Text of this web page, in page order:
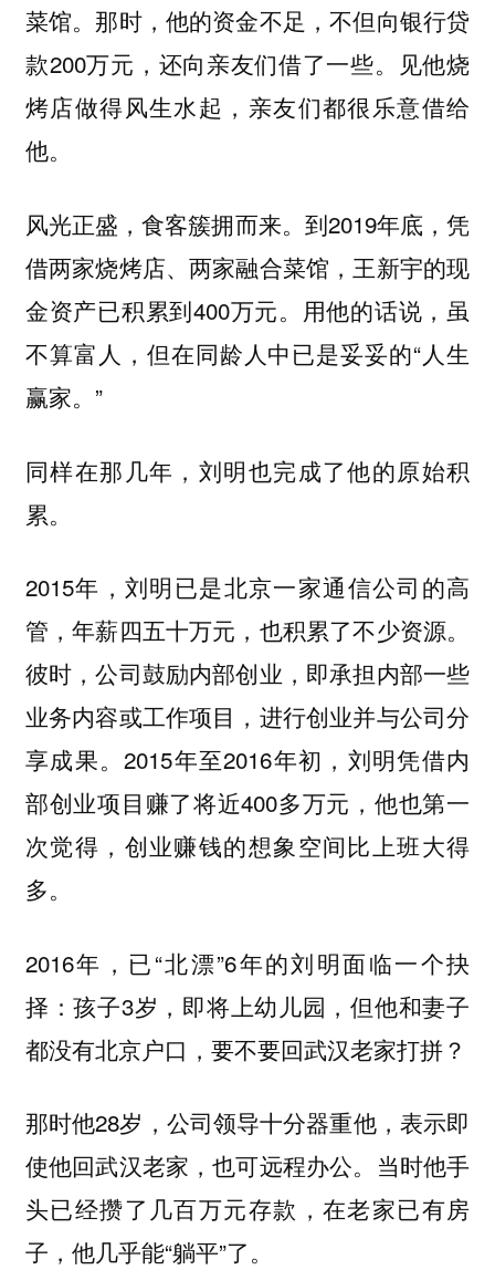
菜馆。那时，他的资金不足，不但向银行贷
款200万元，还向亲友们借了一些。见他烧
烤店做得风生水起，亲友们都很乐意借给
他。
风光正盛，食客簇拥而来。到2019年底，凭
借两家烧烤店、两家融合菜馆，王新宇的现
金资产已积累到400万元。用他的话说，虽
不算富人，但在同龄人中已是妥妥的“人生
赢家。”
同样在那几年，刘明也完成了他的原始积
累。
2015年，刘明已是北京一家通信公司的高
管，年薪四五十万元，也积累了不少资源。
彼时，公司鼓励内部创业，即承担内部一些
业务内容或工作项目，进行创业并与公司分
享成果。2015年至2016年初，刘明凭借内
部创业项目赚了将近400多万元，他也第一
次觉得，创业赚钱的想象空间比上班大得
多。
2016年，已“北漂”6年的刘明面临一个抉
择：孩子3岁，即将上幼儿园，但他和妻子
都没有北京户口，要不要回武汉老家打拼？
那时他28岁，公司领导十分器重他，表示即
使他回武汉老家，也可远程办公。当时他手
头已经攒了几百万元存款，在老家已有房
子，他几乎能“躺平”了。